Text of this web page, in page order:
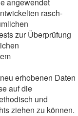
rasch-
zur Überprüfung
erhobenen Daten
auf die
und
ziehen zu können.